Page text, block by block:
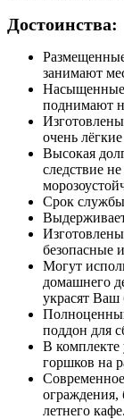
Достоинства:
занимают
Насыщенные
поднимают
очень
Высокая
следствие
Срок
безопасные
Могут
домашнего
украсят Ваш
поддон для
В комплекте
горшков на
ограждения,
летнего кафе.